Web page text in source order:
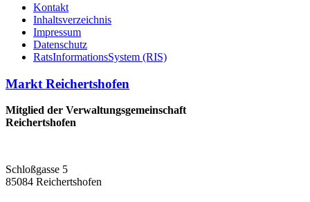
Kontakt
Inhaltsverzeichnis
Impressum
Datenschutz
RatsInformationsSystem (RIS)
Markt Reichertshofen
Mitglied der Verwaltungsgemeinschaft
Reichertshofen
Schloßgasse 5
85084 Reichertshofen